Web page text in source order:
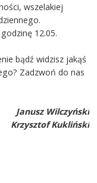
wszelakiej
12.05.
bądź widzisz jakąś
Zadzwoń do nas
Janusz Wilczyński
Krzysztof Kukliński